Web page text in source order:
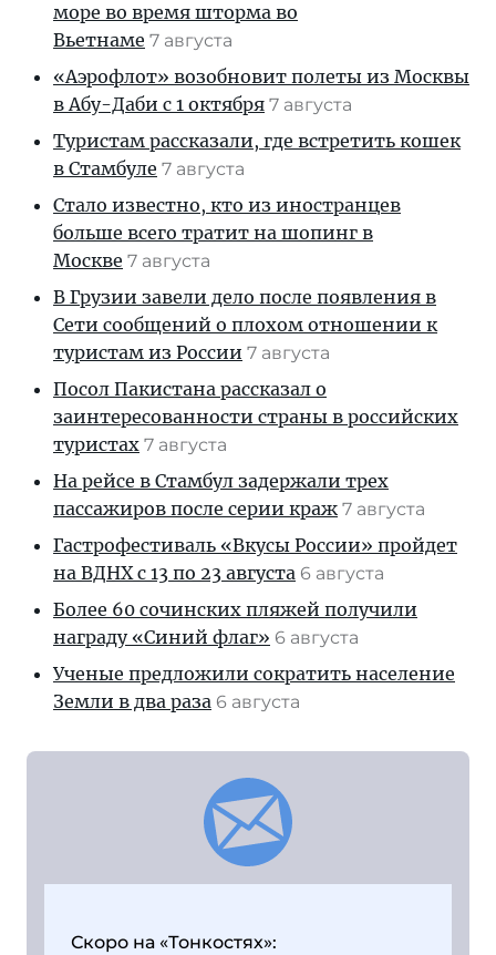
море во время шторма во
Вьетнаме 7 августа
«Аэрофлот» возобновит полеты из Москвы
в Абу-Даби с 1 октября 7 августа
Туристам рассказали, где встретить кошек
в Стамбуле 7 августа
Стало известно, кто из иностранцев
больше всего тратит на шопинг в
Москве 7 августа
В Грузии завели дело после появления в
Сети сообщений о плохом отношении к
туристам из России 7 августа
Посол Пакистана рассказал о
заинтересованности страны в российских
туристах 7 августа
На рейсе в Стамбул задержали трех
пассажиров после серии краж 7 августа
Гастрофестиваль «Вкусы России» пройдет
на ВДНХ с 13 по 23 августа 6 августа
Более 60 сочинских пляжей получили
награду «Синий флаг» 6 августа
Ученые предложили сократить население
Земли в два раза 6 августа
Скоро на «Тонкостях»: